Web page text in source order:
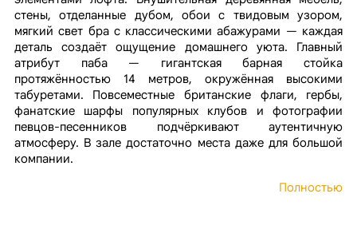
стены, отделанные дубом, обои с твидовым узором,
мягкий свет бра с классическими абажурами — каждая
деталь создаёт ощущение домашнего уюта. Главный
атрибут паба — гигантская барная стойка
протяжённостью 14 метров, окружённая высокими
табуретами. Повсеместные британские флаги, гербы,
фанатские шарфы популярных клубов и фотографии
певцов-песенников подчёркивают аутентичную
атмосферу. В зале достаточно места даже для большой
компании.
Полностью